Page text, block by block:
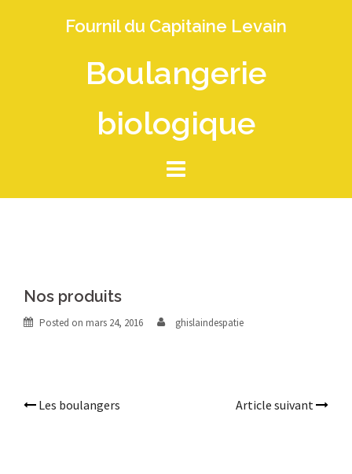
Fournil du Capitaine Levain
Boulangerie
biologique
Nos produits
Posted on mars 24, 2016 ghislaindespatie
Post
Les boulangers Article suivant